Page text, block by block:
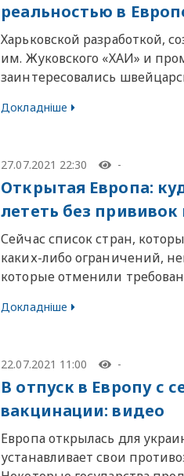
реальностью в
Харьковской разработкой,
им. Жуковского «ХАИ» и
заинтересовались
Докладніше
27.07.2021 22:30 -
Открытая Европа:
лететь без прививок
Сейчас список стран,
каких-либо ограничений,
которые отменили
Докладніше
22.07.2021 11:00 -
В отпуск в Европу с
вакцинации: видео
Европа открылась для
устанавливает свои